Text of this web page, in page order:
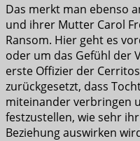
Das merkt man ebenso
und ihrer Mutter Carol
Ransom. Hier geht es
oder um das Gefühl der
erste Offizier der
zurückgesetzt, dass
miteinander verbringen
festzustellen, wie sehr
Beziehung auswirken